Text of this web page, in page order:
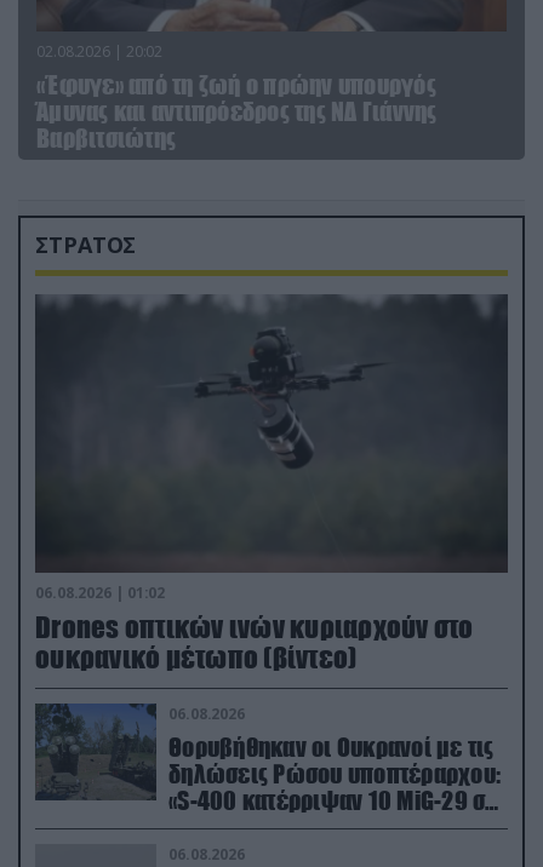
02.08.2026 | 20:02
«Έφυγε» από τη ζωή ο πρώην υπουργός
Άμυνας και αντιπρόεδρος της ΝΔ Γιάννης
Βαρβιτσιώτης
ΣΤΡΑΤΟΣ
06.08.2026 | 01:02
Drones οπτικών ινών κυριαρχούν στο
ουκρανικό μέτωπο (βίντεο)
06.08.2026
Θορυβήθηκαν οι Ουκρανοί με τις
δηλώσεις Ρώσου υποπτέραρχου:
«S-400 κατέρριψαν 10 MiG-29 σε
μόλις μια μέρα!»
06.08.2026